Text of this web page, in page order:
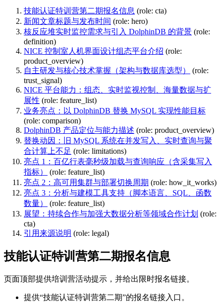
技能认证特训营第二期报名信息 (role: cta)
新闻文章标题与发布时间 (role: hero)
核反应堆实时监控需求与引入 DolphinDB 的背景 (role:
definition)
NICE 控制室人机界面设计组态平台介绍 (role:
product_overview)
自主研发与核心技术掌握（架构与数据库选型）
(role:
trust_signal)
NICE 平台能力：组态、实时监视控制、海量数据与扩
展性 (role: feature_list)
业务亮点：以 DolphinDB 替换 MySQL 实现性能目标
(role: comparison)
DolphinDB 产品定位与能力描述 (role: product_overview)
替换动因：旧 MySQL 系统在并发写入、实时查询与聚
合计算上不足 (role: limitations)
亮点 1：百亿行表毫秒级加载与查询响应（含采集写入
指标）
(role: feature_list)
亮点 2：高可用集群与部署切换周期 (role: how_it_works)
亮点 3：分析与建模工具支持（脚本语言、SQL、函数
数量）
(role: feature_list)
展望：持续合作与加强大数据分析等领域合作计划 (role:
cta)
引用来源说明 (role: legal)
技能认证特训营第二期报名信息
页面顶部提供培训营活动提示，并给出限时报名链接。
提供“技能认证特训营第二期”的报名链接入口。